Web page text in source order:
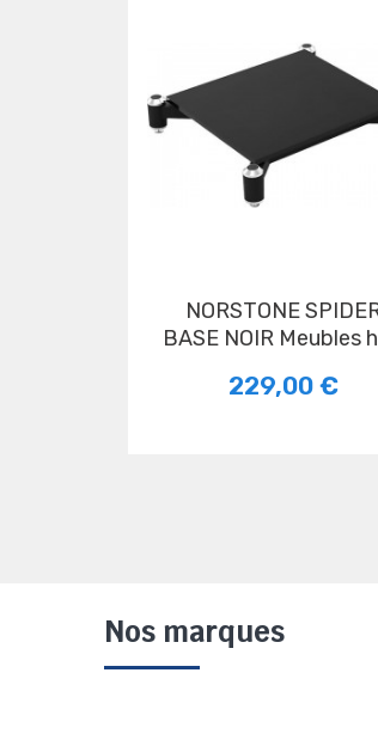
NORSTONE SPIDER
BASE NOIR Meubles
229,00 €
Nos marques